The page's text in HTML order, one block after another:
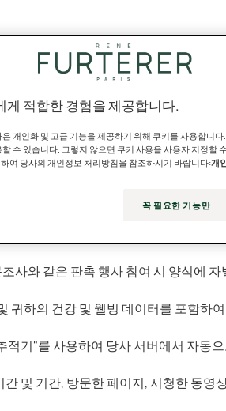
Fabre Dermo-Cosmetique, Les
적을 위해 웹사이트에서 귀하로부터
문할 때 귀하의 개인정보 처리 시 어
최신 업데이트 날짜가 표시됩니다.
구성되는 방식(특히 쿠키 및 기타 추
포함됩니다
사와 같은 판촉 행사 참여 시 양식에
귀하의 건강 및 웰빙 데이터를 포함하
기"를 사용하여 당사 서버에서 자동
및 기간, 방문한 페이지, 시청한 동영
게 적합한 경험을 제공합니다.
개인화 및 고급 기능을 제공하기 위해 쿠키를 사용합니
수 있습니다. 그렇지 않으면 쿠키 사용을 사용자 지정할
여 당사의 개인정보 처리방침을 참조하시기 바랍니다:개
꼭 필요한 기능만